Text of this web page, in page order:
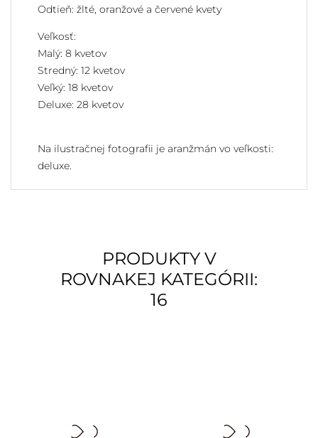
Odtieň: žlté, oranžové a červené kvety
Veľkosť:
Malý: 8 kvetov
Stredný: 12 kvetov
Veľký: 18 kvetov
Deluxe: 28 kvetov
Na ilustračnej fotografii je aranžmán vo veľkosti:
deluxe.
PRODUKTY V
ROVNAKEJ KATEGÓRII:
16